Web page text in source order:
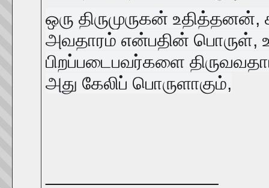
ஒரு திருமுருகன்
அவதாரம் என்பதின் பொருள்,
பிறப்படைபவர்களை
அது கேலிப் பொருளாகும்,